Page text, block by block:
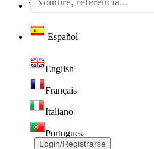
Teléfono:(+34) 968 320 046
Español
English
Français
Italiano
Portugues
Login/Registrarse